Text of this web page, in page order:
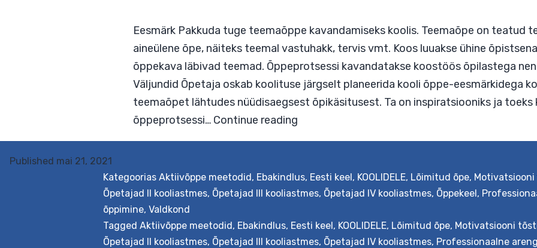
Eesmärk Pakkuda tuge teemaõppe kavandamiseks koolis. Teemaõpe
aineülene õpe, näiteks teemal vastuhakk, tervis vmt. Koos luuakse
õppekava läbivad teemad. Õppeprotsessi kavandatakse koostöös
Published mai 21, 2021
Kategoorias Aktiivõppe meetodid, Ebakindlus, Eesti keel, KOOLIDELE, Lõimitud õpe,
Õpetajad II kooliastmes, Õpetajad III kooliastmes, Õpetajad IV kooliastmes, Õppekeel,
õppimine, Valdkond
Tagged Aktiivõppe meetodid, Ebakindlus, Eesti keel, KOOLIDELE, Lõimitud õpe, Motivatsiooni
Õpetajad II kooliastmes, Õpetajad III kooliastmes, Õpetajad IV kooliastmes, Professionaalne areng